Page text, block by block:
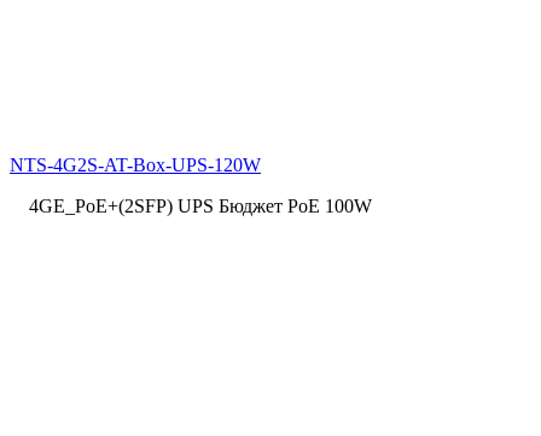
NTS-4G2S-AT-Box-UPS-120W
4GE_PoE+(2SFP) UPS Бюджет PoE 100W